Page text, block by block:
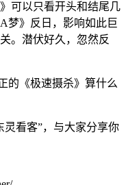
可以只看开头和结尾几
梦》反日，影响如此巨
。潜伏好久，忽然反
看客”，与大家分享你